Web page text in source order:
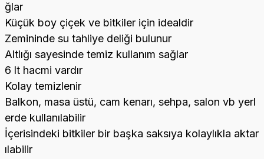
ğlar
Küçük boy çiçek ve bitkiler için idealdir
Zemininde su tahliye deliği bulunur
Altlığı sayesinde temiz kullanım sağlar
6 lt hacmi vardır
Kolay temizlenir
Balkon, masa üstü, cam kenarı, sehpa, salon vb yerl
erde kullanılabilir
İçerisindeki bitkiler bir başka saksıya kolaylıkla aktar
ılabilir